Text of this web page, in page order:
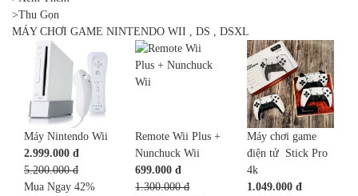
>Thu Gọn
MÁY CHƠI GAME NINTENDO WII , DS , DSXL
Máy Nintendo Wii
2.999.000 đ
5.200.000 đ
Mua Ngay 42%
Remote Wii Plus +
Nunchuck Wii
699.000 đ
1.300.000 đ
Máy chơi game
điện tử Stick Pro
4k
1.049.000 đ